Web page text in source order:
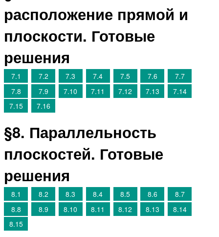
расположение прямой и
плоскости. Готовые
решения
7.1 7.2 7.3 7.4 7.5 7.6
7.7
7.8
7.9 7.10 7.11 7.12 7.13
7.14
7.15
7.16
§8. Параллельность
плоскостей. Готовые
решения
8.1 8.2 8.3 8.4 8.5 8.6
8.7
8.8
8.9 8.10 8.11 8.12 8.13
8.14
8.15